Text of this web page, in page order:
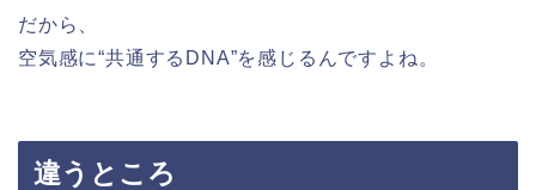
だから、
空気感に“共通するDNA”を感じるんですよね。
違うところ